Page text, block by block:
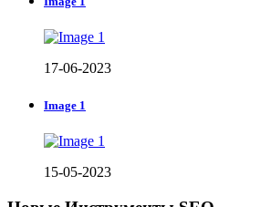
17-06-2023
Image 1
15-05-2023